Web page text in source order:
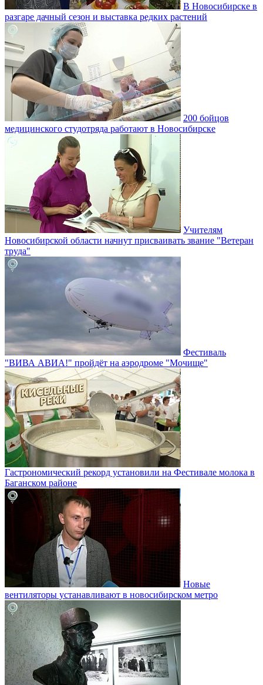
В Новосибирске в
разгаре дачный сезон и выставка редких растений
200 бойцов
медицинского студотряда работают в Новосибирске
Учителям
Новосибирской области начнут присваивать звание "Ветеран
труда"
Фестиваль
"ВИВА АВИА!" пройдёт на аэродроме "Мочище"
Гастрономический рекорд установили на Фестивале молока в
Баганском районе
Новые
вентиляторы устанавливают в новосибирском метро